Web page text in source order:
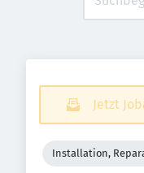
Jetzt
Installation,